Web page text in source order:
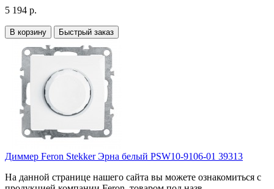
5 194 р.
В корзину Быстрый заказ
Диммер Feron Stekker Эрна белый PSW10-9106-01 39313
На данной странице нашего сайта вы можете ознакомиться с